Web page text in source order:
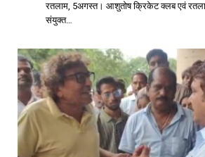
रतलाम, 5अगस्त। आशुतोष क्रिकेट क्लब एवं
संयुक्त…